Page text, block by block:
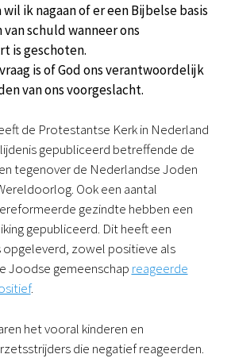
ik nagaan of er een Bijbelse basis
schuld wanneer ons
is geschoten.
is of God ons verantwoordelijk
van ons voorgeslacht.
de Protestantse Kerk in Nederland
gepubliceerd betreffende de
tegenover de Nederlandse Joden
Ook een aantal
gezindte hebben een
gepubliceerd. Dit heeft een
zowel positieve als
Joodse gemeenschap reageerde
.
het vooral kinderen en
die negatief reageerden.